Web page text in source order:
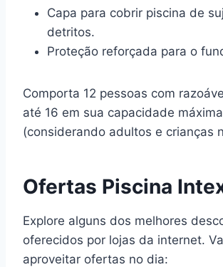
Capa para cobrir piscina de
detritos.
Proteção reforçada para o
Comporta 12 pessoas com
até 16 em sua capacidade máxima
(considerando adultos e crianças
Ofertas Piscina
Explore alguns dos melhores
oferecidos por lojas da internet.
aproveitar ofertas no dia: